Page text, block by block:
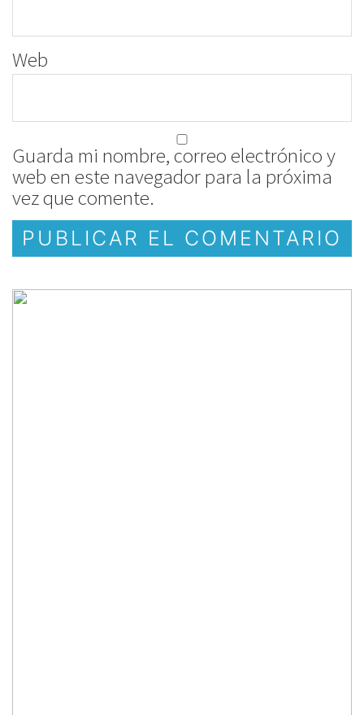
Web
Guarda mi nombre, correo electrónico y
web en este navegador para la próxima
vez que comente.